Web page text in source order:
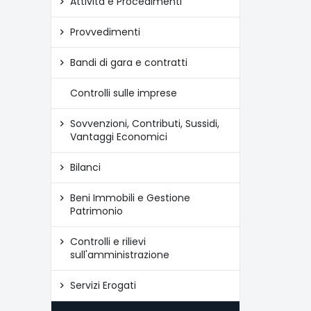
Provvedimenti
Bandi di gara e contratti
Controlli sulle imprese
Sovvenzioni, Contributi, Sussidi,
Vantaggi Economici
Bilanci
Beni Immobili e Gestione
Patrimonio
Controlli e rilievi
sull'amministrazione
Servizi Erogati